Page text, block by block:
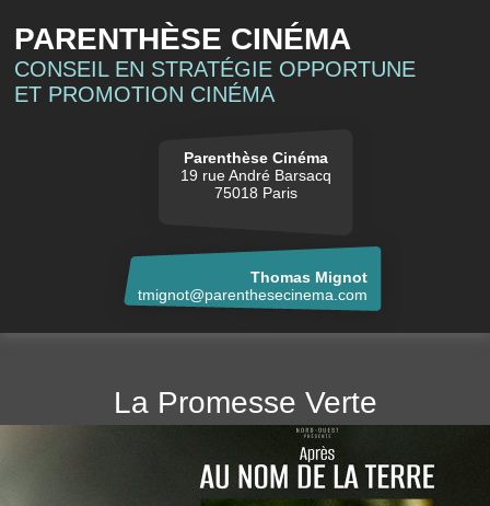
PARENTHÈSE CINÉMA
CONSEIL EN STRATÉGIE OPPORTUNE
ET PROMOTION CINÉMA
Parenthèse Cinéma
19 rue André Barsacq
75018 Paris
Thomas Mignot
tmignot@parenthesecinema.com
La Promesse Verte